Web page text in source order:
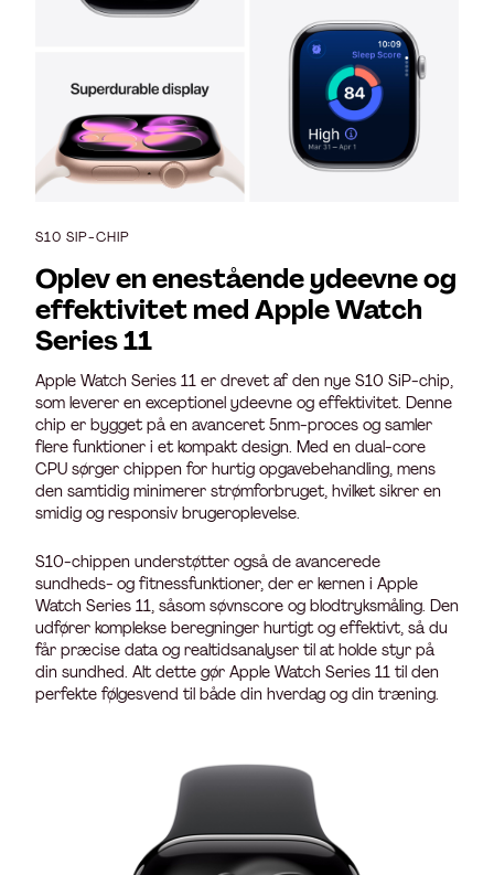
S10 SIP-CHIP
Oplev en enestående ydeevne og
effektivitet med Apple Watch
Series 11
Apple Watch Series 11 er drevet af den nye S10 SiP-chip,
som leverer en exceptionel ydeevne og effektivitet. Denne
chip er bygget på en avanceret 5nm-proces og samler
flere funktioner i et kompakt design. Med en dual-core
CPU sørger chippen for hurtig opgavebehandling, mens
den samtidig minimerer strømforbruget, hvilket sikrer en
smidig og responsiv brugeroplevelse.
S10-chippen understøtter også de avancerede
sundheds- og fitnessfunktioner, der er kernen i Apple
Watch Series 11, såsom søvnscore og blodtryksmåling. Den
udfører komplekse beregninger hurtigt og effektivt, så du
får præcise data og realtidsanalyser til at holde styr på
din sundhed. Alt dette gør Apple Watch Series 11 til den
perfekte følgesvend til både din hverdag og din træning.